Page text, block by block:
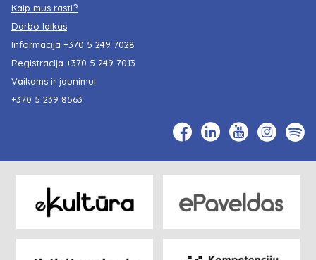
Kaip mus rasti?
Darbo laikas
Informacija +370 5 249 7028
Registracija +370 5 249 7013
Vaikams ir jaunimui
+370 5 239 8563